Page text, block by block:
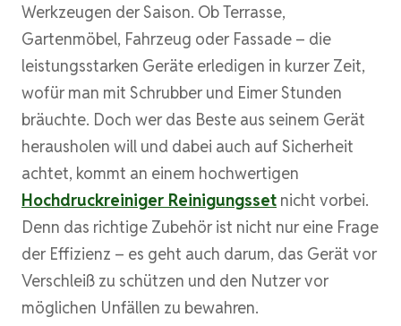
Werkzeugen der Saison. Ob Terrasse,
Gartenmöbel, Fahrzeug oder Fassade – die
leistungsstarken Geräte erledigen in kurzer Zeit,
wofür man mit Schrubber und Eimer Stunden
bräuchte. Doch wer das Beste aus seinem Gerät
herausholen will und dabei auch auf Sicherheit
achtet, kommt an einem hochwertigen
Hochdruckreiniger Reinigungsset nicht vorbei.
Denn das richtige Zubehör ist nicht nur eine Frage
der Effizienz – es geht auch darum, das Gerät vor
Verschleiß zu schützen und den Nutzer vor
möglichen Unfällen zu bewahren.